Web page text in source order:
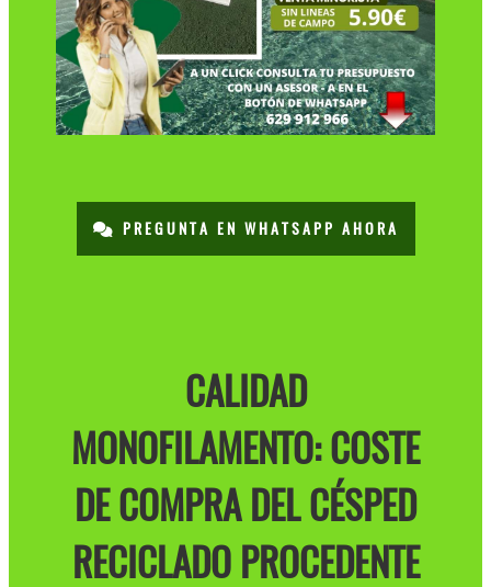
PREGUNTA EN WHATSAPP AHORA
CALIDAD
MONOFILAMENTO: COSTE
DE COMPRA DEL CÉSPED
RECICLADO PROCEDENTE